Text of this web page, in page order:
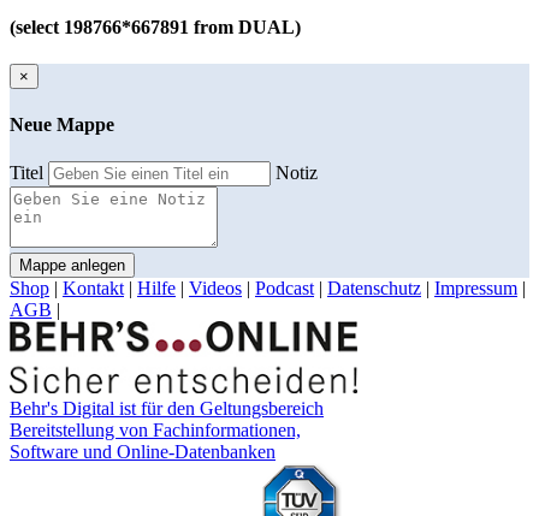
(select 198766*667891 from DUAL)
×
Neue Mappe
Titel Notiz
Mappe anlegen
Shop | Kontakt | Hilfe | Videos | Podcast | Datenschutz | Impressum |
AGB |
Behr's Digital ist für den Geltungsbereich
Bereitstellung von Fachinformationen,
Software und Online-Datenbanken